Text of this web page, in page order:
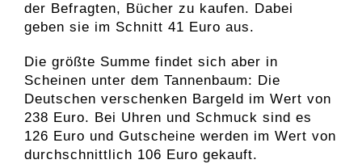
der Befragten, Bücher zu kaufen. Dabei
geben sie im Schnitt 41 Euro aus.
Die größte Summe findet sich aber in
Scheinen unter dem Tannenbaum: Die
Deutschen verschenken Bargeld im Wert von
238 Euro. Bei Uhren und Schmuck sind es
126 Euro und Gutscheine werden im Wert von
durchschnittlich 106 Euro gekauft.